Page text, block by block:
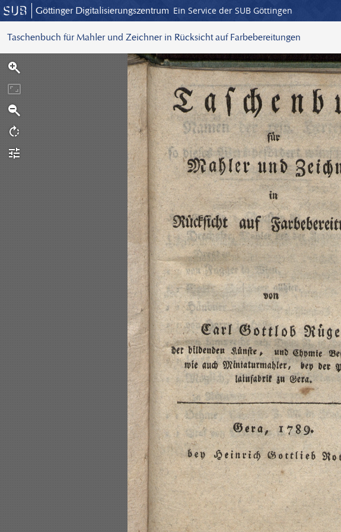
Göttinger Digitalisierungszentrum Ein Service der SUB Göttingen
Taschenbuch für Mahler und Zeichner in Rücksicht auf Farbebereitungen